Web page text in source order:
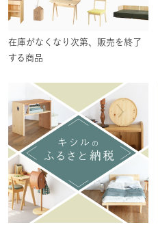
在庫がなくなり次第、販売を終了
する商品